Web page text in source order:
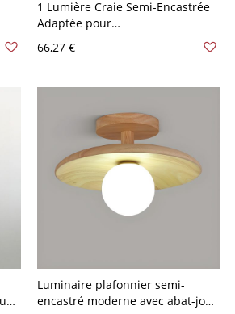
1 Lumière Craie Semi-Encastrée
Adaptée pour
avec Base Vitreuse dans un Style
66,27 €
Luminaire plafonnier semi-
encastré moderne avec abat-jour